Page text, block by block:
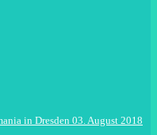
in Dresden 03. August 2018